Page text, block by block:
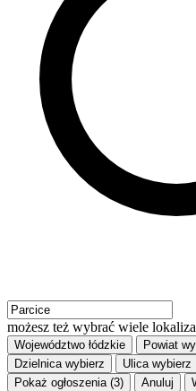
możesz też wybrać wiele
Województwo łódzkie Powiat
Dzielnica wybierz Ulica wybierz
Pokaż ogłoszenia (3)
Anuluj